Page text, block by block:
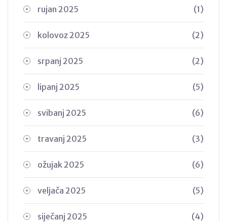
rujan 2025 (1)
kolovoz 2025 (2)
srpanj 2025 (2)
lipanj 2025 (5)
svibanj 2025 (6)
travanj 2025 (3)
ožujak 2025 (6)
veljača 2025 (5)
siječanj 2025 (4)